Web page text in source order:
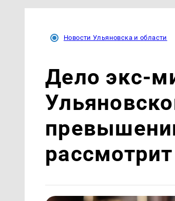
Новости Ульяновска и области
Дело экс-